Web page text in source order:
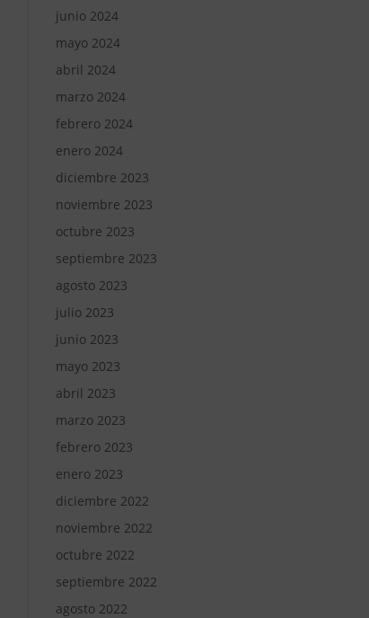
junio 2024
mayo 2024
abril 2024
marzo 2024
febrero 2024
enero 2024
diciembre 2023
noviembre 2023
octubre 2023
septiembre 2023
agosto 2023
julio 2023
junio 2023
mayo 2023
abril 2023
marzo 2023
febrero 2023
enero 2023
diciembre 2022
noviembre 2022
octubre 2022
septiembre 2022
agosto 2022